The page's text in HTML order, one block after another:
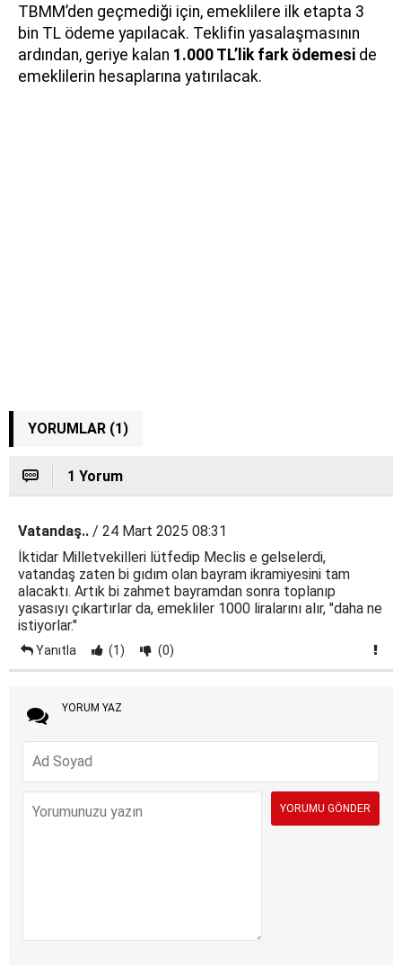
TBMM’den geçmediği için, emeklilere ilk etapta 3
bin TL ödeme yapılacak. Teklifin yasalaşmasının
ardından, geriye kalan 1.000 TL’lik fark ödemesi de
emeklilerin hesaplarına yatırılacak.
YORUMLAR (1)
1 Yorum
Vatandaş.. / 24 Mart 2025 08:31
İktidar Milletvekilleri lütfedip Meclis e gelselerdi,
vatandaş zaten bi gıdım olan bayram ikramiyesini tam
alacaktı. Artık bi zahmet bayramdan sonra toplanıp
yasasıyı çıkartırlar da, emekliler 1000 liralarını alır, "daha ne
istiyorlar."
Yanıtla (1) (0)
YORUM YAZ